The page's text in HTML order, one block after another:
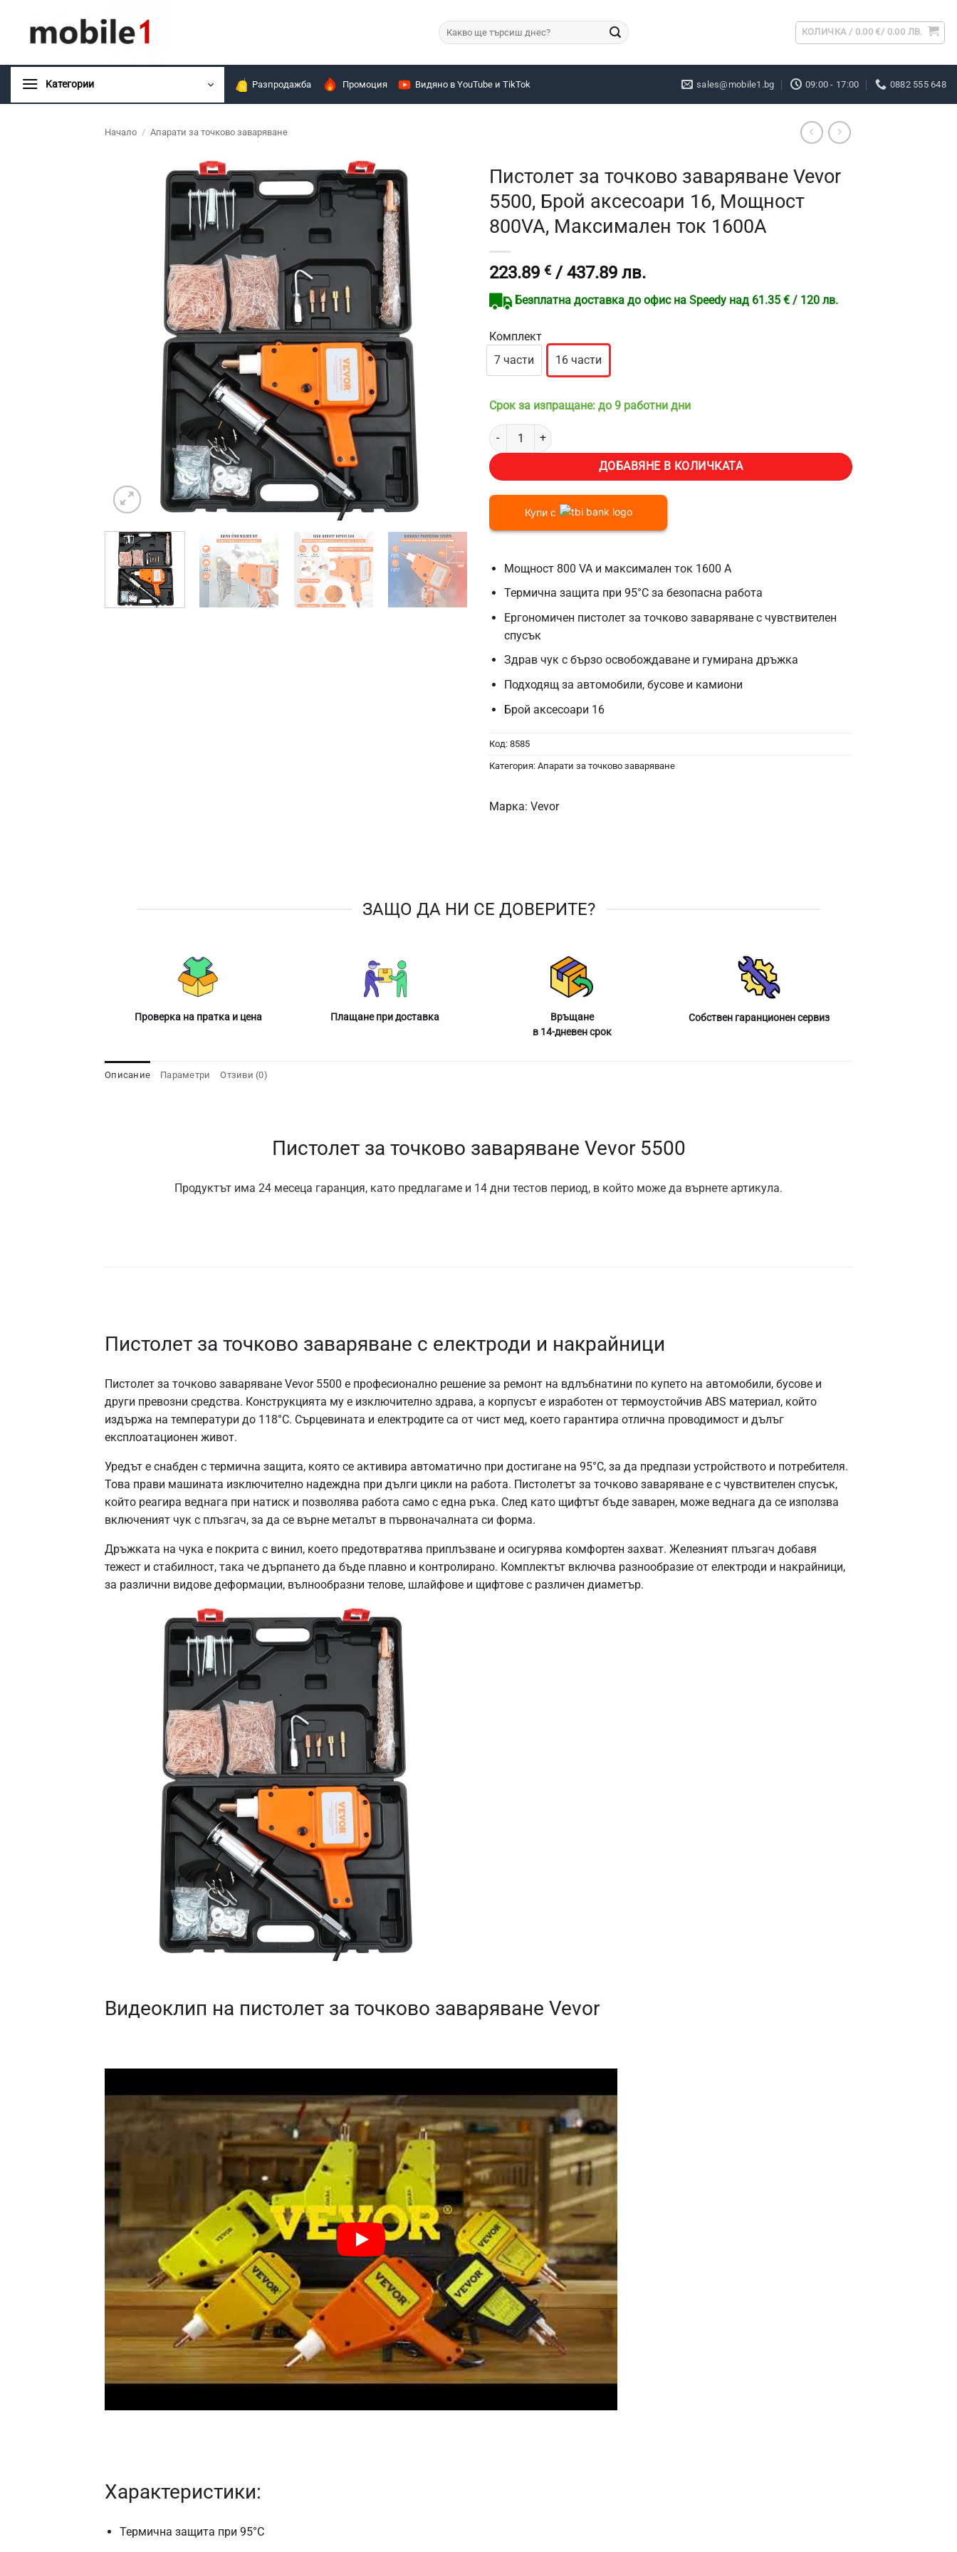
content
Търсене
за:
КОЛИЧКА / 0.00€/ 0.00 ЛВ.
Kатегории Разпродажба Промоция Видяно в YouTube и TikTok sales@mobile1.bg 09:00 - 17:00 0882 555 648
Начало / Апарати за точково заваряване
Пистолет за точково заваряване Vevor
5500, Брой аксесоари 16, Мощност
800VA, Максимален ток 1600A
223.89 € / 437.89 лв.
Безплатна доставка до офис на Speedy над 61.35 € / 120 лв.
Комплект
7 части
16 части
Срок за изпращане: до 9 работни дни
количество за Пистолет за точково заваряване Vevor 5500, Брой аксесоари 16, Мощност 800VA,
ДОБАВЯНЕ В КОЛИЧКАТА
Купи с
Мощност 800 VA и максимален ток 1600 A
Термична защита при 95°C за безопасна работа
Ергономичен пистолет за точково заваряване с чувствителен
спусък
Здрав чук с бързо освобождаване и гумирана дръжка
Подходящ за автомобили, бусове и камиони
Брой аксесоари 16
Код: 8585
Категория: Апарати за точково заваряване
Марка: Vevor
ЗАЩО ДА НИ СЕ ДОВЕРИТЕ?
Проверка на пратка и цена Плащане при доставка
Връщане
в 14-дневен срок
Собствен гаранционен сервиз
Описание Параметри Отзиви (0)
Пистолет за точково заваряване Vevor 5500
Продуктът има 24 месеца гаранция, като предлагаме и 14 дни тестов период, в който може да върнете артикула.
Пистолет за точково заваряване с електроди и накрайници
Пистолет за точково заваряване Vevor 5500 е професионално решение за ремонт на вдлъбнатини по купето на автомобили, бусове и
други превозни средства. Конструкцията му е изключително здрава, а корпусът е изработен от термоустойчив ABS материал, който
издържа на температури до 118°C. Сърцевината и електродите са от чист мед, което гарантира отлична проводимост и дълъг
експлоатационен живот.
Уредът е снабден с термична защита, която се активира автоматично при достигане на 95°C, за да предпази устройството и потребителя.
Това прави машината изключително надеждна при дълги цикли на работа. Пистолетът за точково заваряване е с чувствителен спусък,
който реагира веднага при натиск и позволява работа само с една ръка. След като щифтът бъде заварен, може веднага да се използва
включеният чук с плъзгач, за да се върне металът в първоначалната си форма.
Дръжката на чука е покрита с винил, което предотвратява приплъзване и осигурява комфортен захват. Железният плъзгач добавя
тежест и стабилност, така че дърпането да бъде плавно и контролирано. Комплектът включва разнообразие от електроди и накрайници,
за различни видове деформации, вълнообразни телове, шлайфове и щифтове с различен диаметър.
Видеоклип на пистолет за точково заваряване Vevor
Характеристики:
Термична защита при 95°C